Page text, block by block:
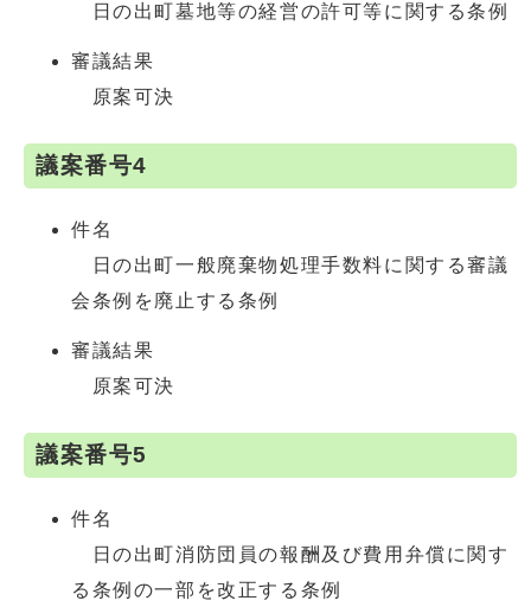
日の出町墓地等の経営の許可等に関する条例
審議結果
原案可決
議案番号4
件名
日の出町一般廃棄物処理手数料に関する審議
会条例を廃止する条例
審議結果
原案可決
議案番号5
件名
日の出町消防団員の報酬及び費用弁償に関す
る条例の一部を改正する条例